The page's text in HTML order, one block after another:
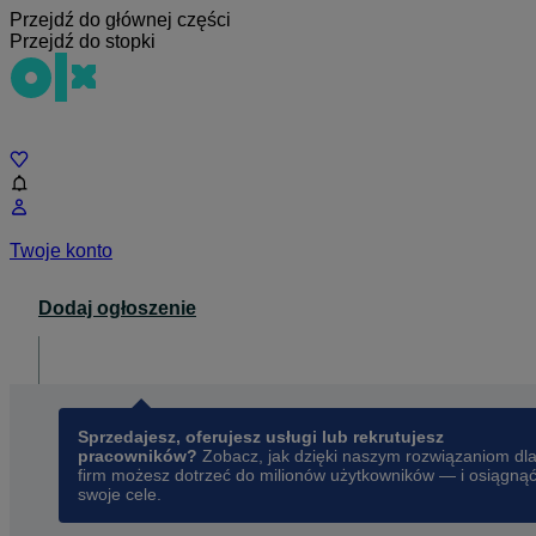
Przejdź do głównej części
Przejdź do stopki
Twoje konto
Dodaj ogłoszenie
Sprzedajesz, oferujesz usługi lub rekrutujesz
pracowników? Zobacz, jak dzięki naszym rozwiązaniom dla
firm możesz dotrzeć do milionów użytkowników — i osiągnąć
swoje cele.